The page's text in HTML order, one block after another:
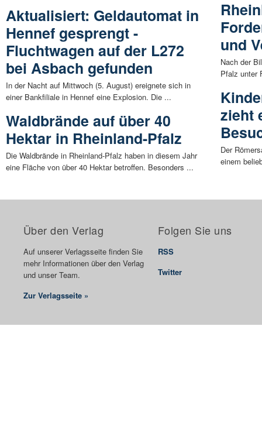
Aktualisiert: Geldautomat in
Hennef gesprengt -
Fluchtwagen auf der L272
bei Asbach gefunden
In der Nacht auf Mittwoch (5. August) ereignete sich in
einer Bankfiliale in Hennef eine Explosion. Die ...
Waldbrände auf über 40
Hektar in Rheinland-Pfalz
Die Waldbrände in Rheinland-Pfalz haben in diesem Jahr
eine Fläche von über 40 Hektar betroffen. Besonders ...
und
Nach der
Pfalz unter
zieht
Der
einem
Über den Verlag
Auf unserer Verlagsseite finden Sie
mehr Informationen über den Verlag
und unser Team.
Zur Verlagsseite »
Folgen Sie uns
RSS
Twitter